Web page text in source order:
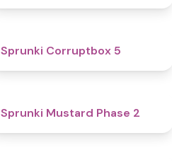
Sprunki Corruptbox 5
Sprunki Mustard Phase 2